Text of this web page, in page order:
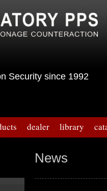
Security since 1992
dealer library
News